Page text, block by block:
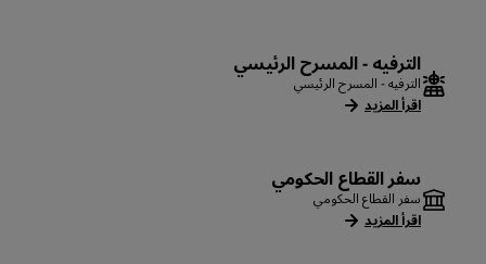
الترفيه - المسرح الرئيسي
الترفيه - المسرح الرئيسي
اقرأ المزيد
سفر القطاع الحكومي
سفر القطاع الحكومي
اقرأ المزيد